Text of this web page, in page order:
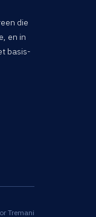
die
en in
basis-
Tremani